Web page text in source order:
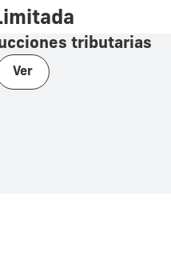
tributarias
Ver